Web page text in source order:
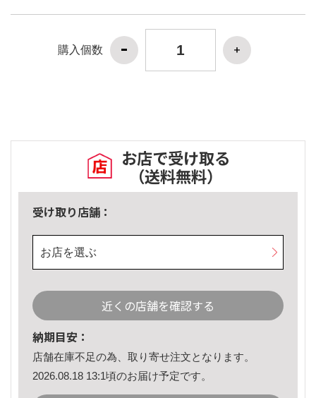
購入個数
お店で受け取る
（送料無料）
受け取り店舗：
お店を選ぶ
近くの店舗を確認する
納期目安：
店舗在庫不足の為、取り寄せ注文となります。
2026.08.18 13:1頃のお届け予定です。